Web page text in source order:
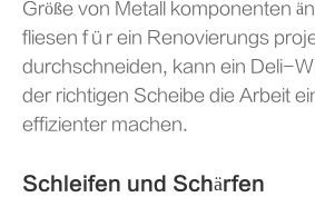
Größe von Metall komponenten
fliesen für ein Renovierungs
durchschneiden, kann ein Deli-
der richtigen Scheibe die Arbeit
effizienter machen.
Schleifen und Schärfen